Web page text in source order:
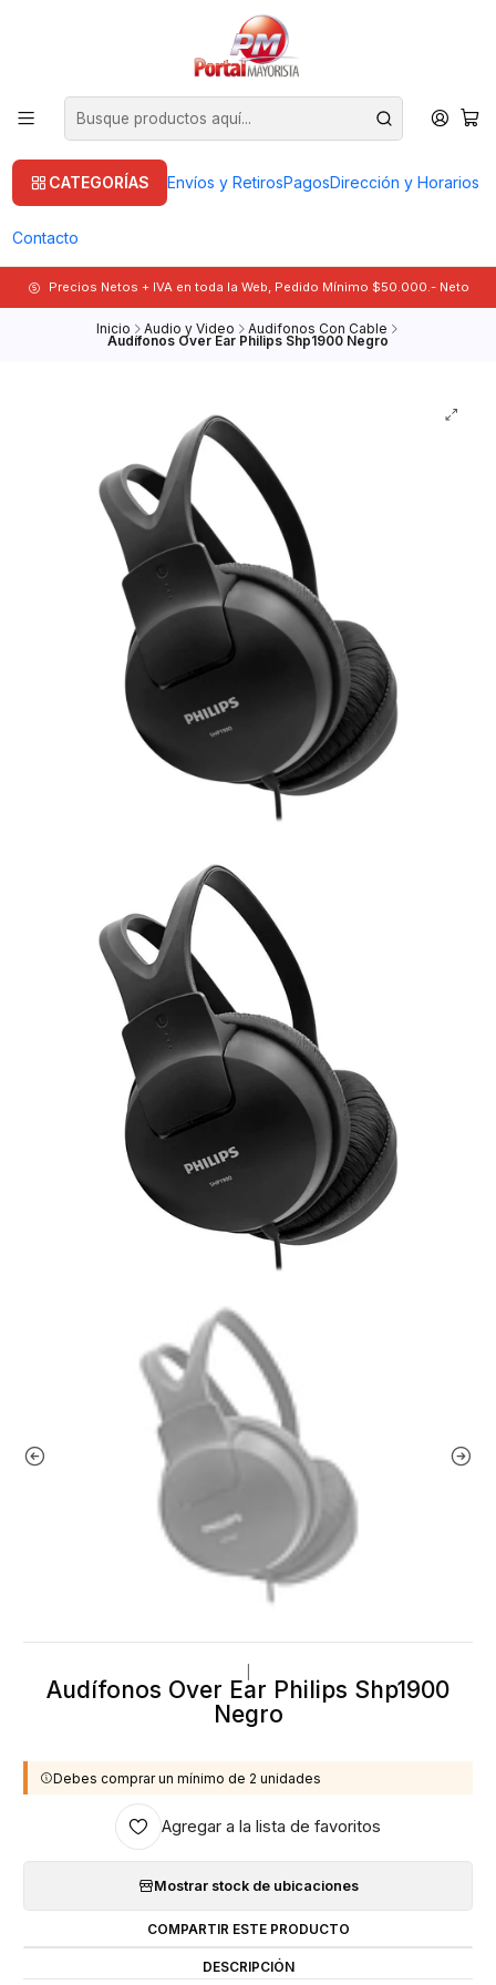
CATEGORÍAS Envíos y RetirosPagosDirección y Horarios
Contacto
Precios Netos + IVA en toda la Web, Pedido Mínimo $50.000.- Neto
Inicio Audio y Video Audifonos Con Cable
Audífonos Over Ear Philips Shp1900 Negro
Audífonos Over Ear Philips Shp1900
Negro
Debes comprar un mínimo de 2 unidades
Agregar a la lista de favoritos
Mostrar stock de ubicaciones
COMPARTIR ESTE PRODUCTO
DESCRIPCIÓN